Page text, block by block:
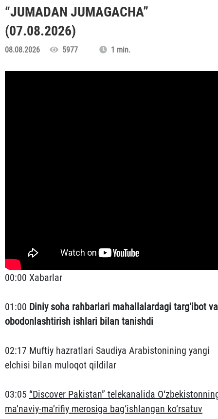
“JUMADAN JUMAGACHA”
(07.08.2026)
08.08.2026 5977 1 min.
00:00 Xabarlar
01:00 Diniy soha rahbarlari mahallalardagi targ‘ibot va
obodonlashtirish ishlari bilan tanishdi
02:17 Muftiy hazratlari Saudiya Arabistonining yangi
elchisi bilan muloqot qildilar
03:05 “Discover Pakistan” telekanalida
ma’naviy-ma’rifiy merosiga bag‘ishlangan ko‘rsatuv